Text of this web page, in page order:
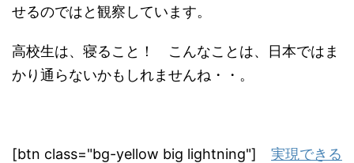
せるのではと観察しています。
高校生は、寝ること！ こんなことは、日本ではま
かり通らないかもしれませんね・・。
[btn class="bg-yellow big lightning"] 実現できる